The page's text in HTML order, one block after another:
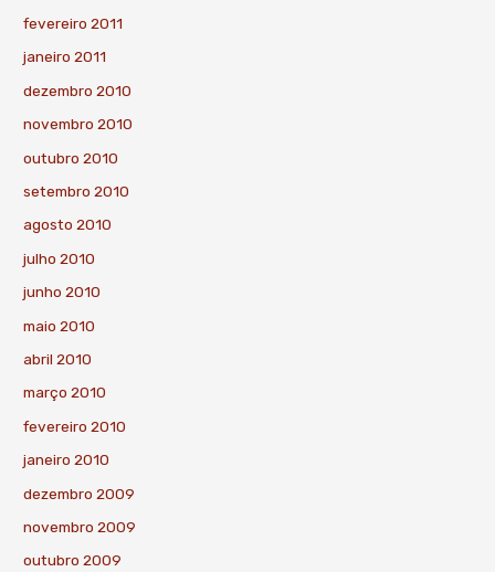
fevereiro 2011
janeiro 2011
dezembro 2010
novembro 2010
outubro 2010
setembro 2010
agosto 2010
julho 2010
junho 2010
maio 2010
abril 2010
março 2010
fevereiro 2010
janeiro 2010
dezembro 2009
novembro 2009
outubro 2009